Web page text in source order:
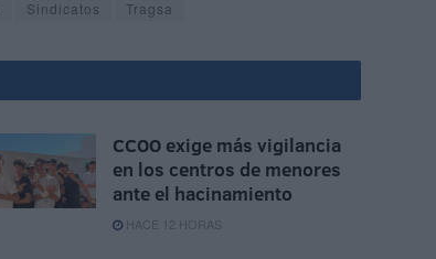
Sindicatos Tragsa
CCOO exige más vigilancia
en los centros de menores
ante el hacinamiento
HACE 12 HORAS